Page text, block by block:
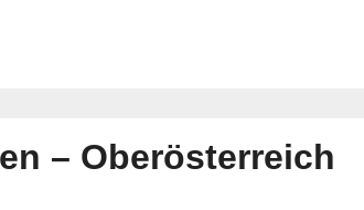
– Oberösterreich